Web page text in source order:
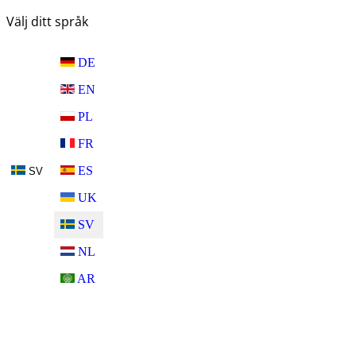
Välj ditt språk
SV
DE
EN
PL
FR
ES
UK
SV
NL
AR